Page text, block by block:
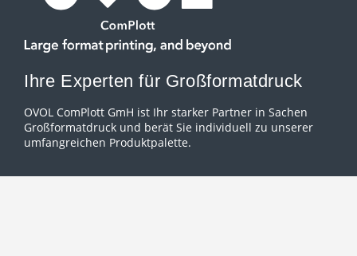
Ihre Experten für Großformatdruck
OVOL ComPlott GmH ist Ihr starker Partner in Sachen
Großformatdruck und berät Sie individuell zu unserer
umfangreichen Produktpalette.